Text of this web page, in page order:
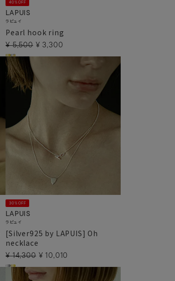
40%OFF
LAPUIS
ラピュイ
Pearl hook ring
¥ 5,500 ¥ 3,300
30%OFF
LAPUIS
ラピュイ
[Silver925 by LAPUIS] Oh
necklace
¥ 14,300 ¥ 10,010